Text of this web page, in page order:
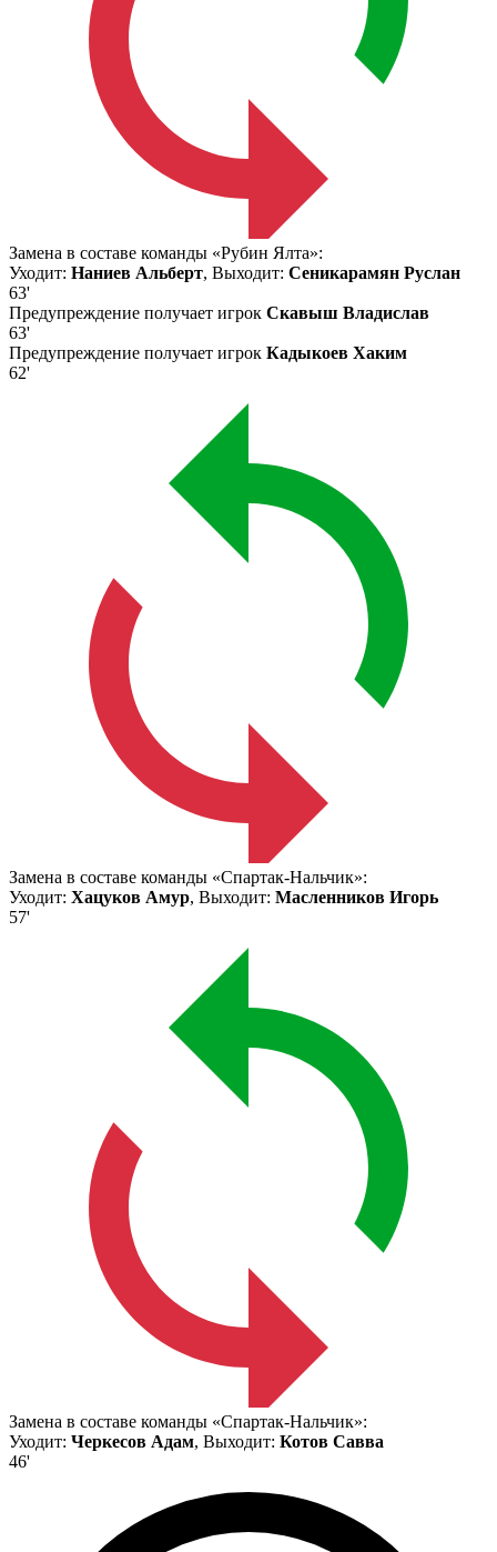
Замена в составе команды «Рубин Ялта»:
Уходит: Наниев Альберт, Выходит: Сеникарамян Руслан
63'
Предупреждение получает игрок Скавыш Владислав
63'
Предупреждение получает игрок Кадыкоев Хаким
62'
Замена в составе команды «Спартак-Нальчик»:
Уходит: Хацуков Амур, Выходит: Масленников Игорь
57'
Замена в составе команды «Спартак-Нальчик»:
Уходит: Черкесов Адам, Выходит: Котов Савва
46'